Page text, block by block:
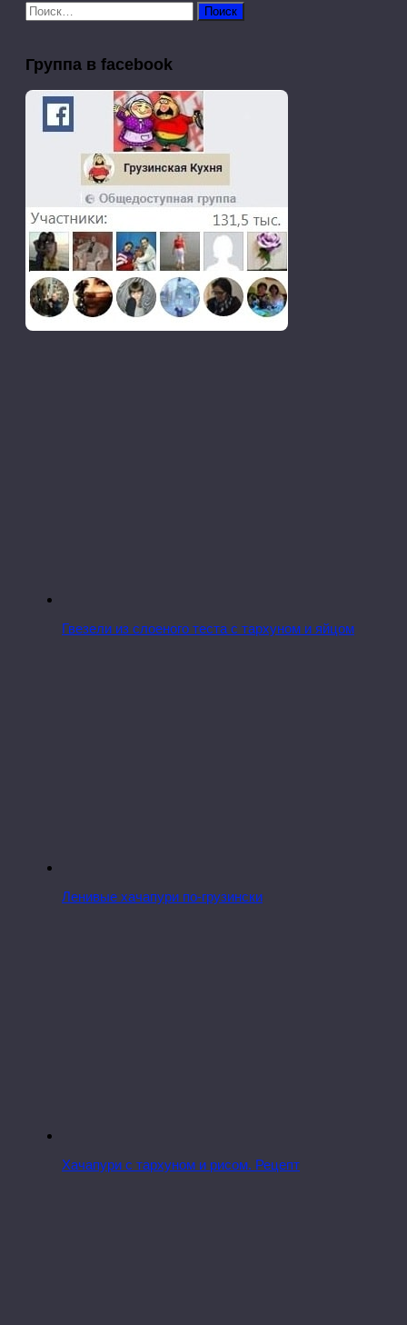
Найти:
Группа в facebook
Гвезели из слоеного теста с тархуном и яйцом
Ленивые хачапури по-грузински
Хачапури с тархуном и рисом. Рецепт